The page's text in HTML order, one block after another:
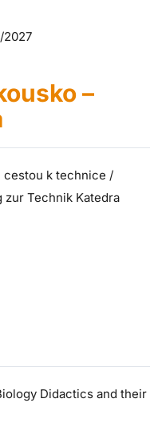
2027
–
cestou k technice /
zur Technik Katedra
Didactics and their